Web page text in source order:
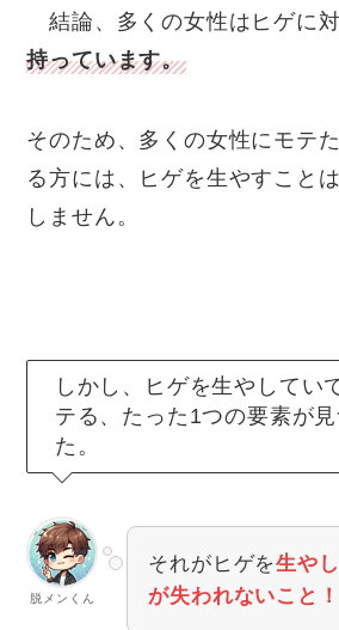
結論、多くの女性はヒゲに
持っています。
そのため、多くの女性にモテ
る方には、ヒゲを生やすこと
しません。
しかし、ヒゲを生やしてい
テる、たった1つの要素が
た。
脱メンくん
それがヒゲを生や
が失われないこと！